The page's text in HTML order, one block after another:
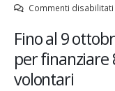
Commenti disabilitati
Fino al 9
per finanziare
volontari